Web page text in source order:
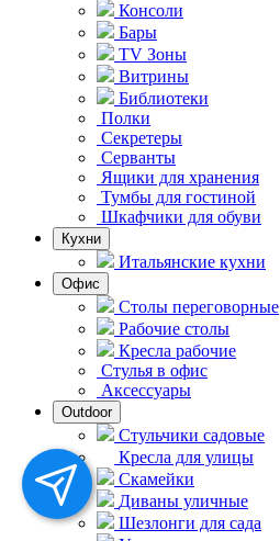
Консоли
Бары
TV Зоны
Витрины
Библиотеки
Полки
Секретеры
Серванты
Ящики для хранения
Тумбы для гостиной
Шкафчики для обуви
Кухни
Итальянские кухни
Офис
Столы переговорные
Рабочие столы
Кресла рабочие
Стулья в офис
Аксессуары
Outdoor
Стульчики садовые
Кресла для улицы
Скамейки
Диваны уличные
Шезлонги для сада